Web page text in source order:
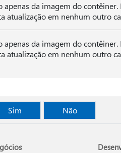
apenas da imagem do contêiner.
atualização em nenhum outro
apenas da imagem do contêiner.
atualização em nenhum outro
Sim Não